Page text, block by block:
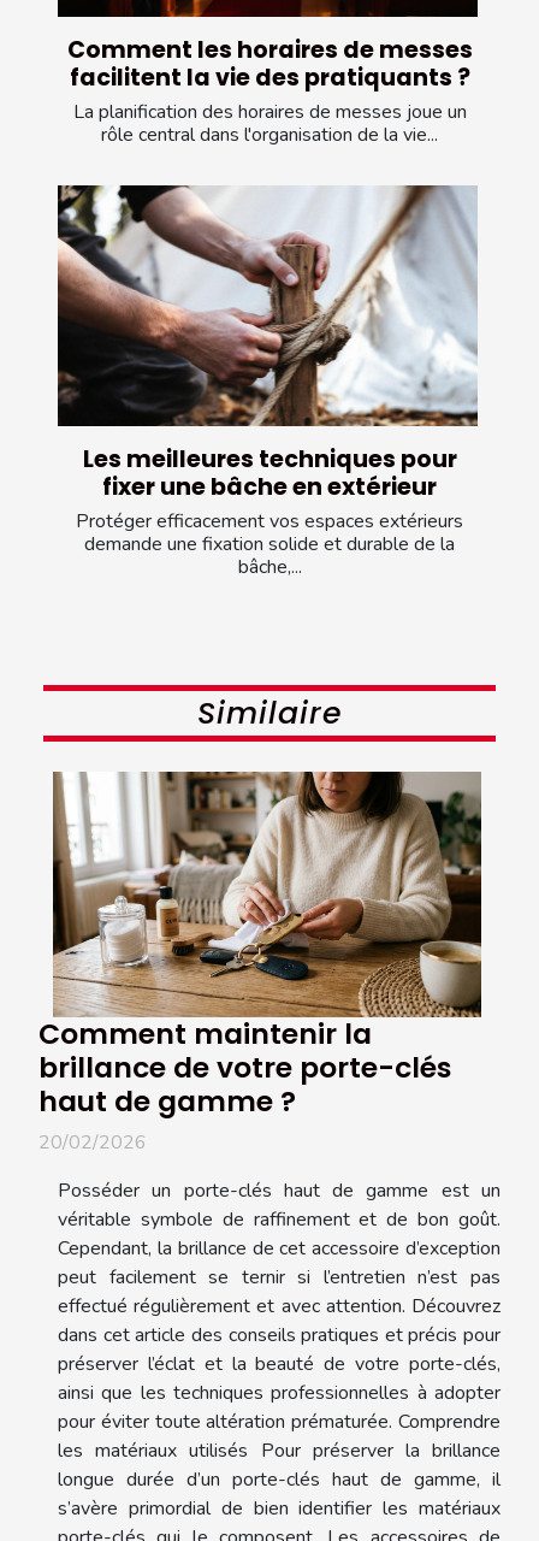
Comment les horaires de messes
facilitent la vie des pratiquants ?
La planification des horaires de messes joue un
rôle central dans l'organisation de la vie...
Les meilleures techniques pour
fixer une bâche en extérieur
Protéger efficacement vos espaces extérieurs
demande une fixation solide et durable de la
bâche,...
Similaire
Comment maintenir la
brillance de votre porte-clés
haut de gamme ?
20/02/2026
Posséder un porte-clés haut de gamme est un
véritable symbole de raffinement et de bon goût.
Cependant, la brillance de cet accessoire d’exception
peut facilement se ternir si l’entretien n’est pas
effectué régulièrement et avec attention. Découvrez
dans cet article des conseils pratiques et précis pour
préserver l’éclat et la beauté de votre porte-clés,
ainsi que les techniques professionnelles à adopter
pour éviter toute altération prématurée. Comprendre
les matériaux utilisés Pour préserver la brillance
longue durée d’un porte-clés haut de gamme, il
s’avère primordial de bien identifier les matériaux